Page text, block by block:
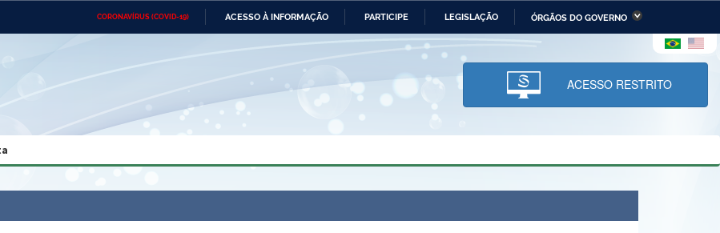
CORONAVÍRUS (COVID-19) ACESSO À INFORMAÇÃO PARTICIPE LEGISLAÇÃO ÓRGÃOS DO GOVERNO
Ministério das Relações Ministério da Economia Ministério da Infraestrutura
Ministério da Ciência,
Tecnologia, Inovações e
Comunicações
Ministério do Desenvolvimento
Regional e dos Direitos Humanos
Advocacia-Geral da União Banco Central do Brasil Planalto
ACESSO RESTRITO